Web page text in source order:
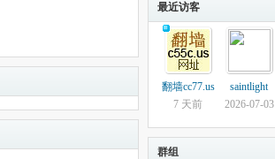
最近访客
翻墙cc77.us
7 天前
saintlight
2026-07-03
群组